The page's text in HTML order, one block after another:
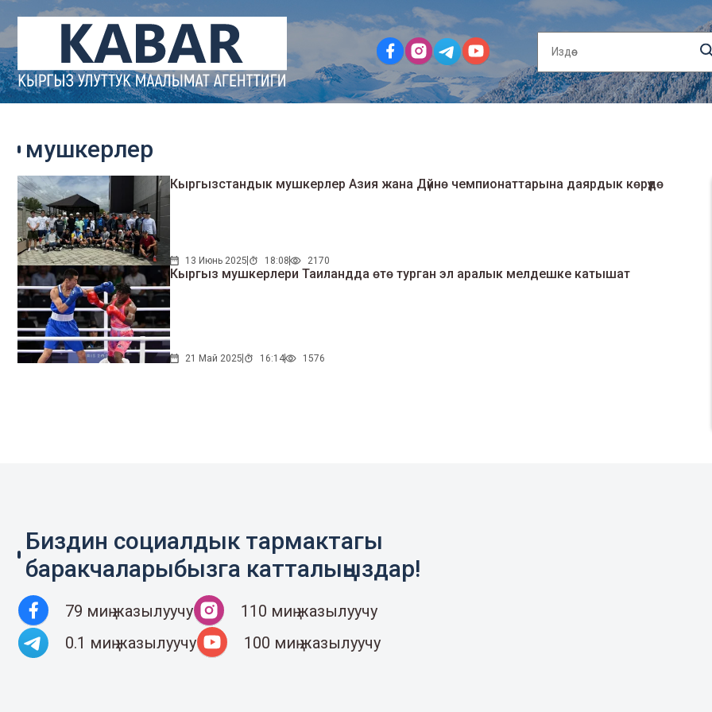
мушкерлер
Кыргызстандык мушкерлер Азия жана Дүйнө чемпионаттарына даярдык көрүүдө
13 Июнь 2025 18:08 2170
Кыргыз мушкерлери Таиландда өтө турган эл аралык мелдешке катышат
21 Май 2025 16:14 1576
Биздин социалдык тармактагы
баракчаларыбызга катталыңыздар!
79 миң жазылуучу
110 миң жазылуучу
0.1 миң жазылуучу
100 миң жазылуучу